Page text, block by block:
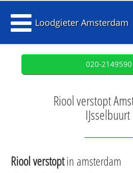
Loodgieter Amsterdam
020-2149590
Riool verstopt
IJsselbuurt
Riool verstoptin amsterdam